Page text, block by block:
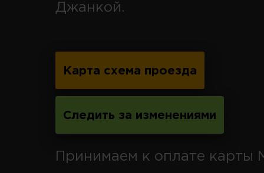
Джанкой.
Карта схема проезда
Следить за изменениями
Принимаем к оплате карты